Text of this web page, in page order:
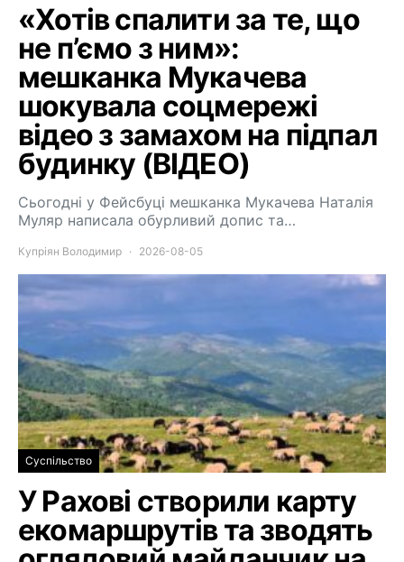
«Хотів спалити за те, що
не п’ємо з ним»:
мешканка Мукачева
шокувала соцмережі
відео з замахом на підпал
будинку (ВІДЕО)
Сьогодні у Фейсбуці мешканка Мукачева Наталія
Муляр написала обурливий допис та…
Купріян Володимир 2026-08-05
Суспільство
У Рахові створили карту
екомаршрутів та зводять